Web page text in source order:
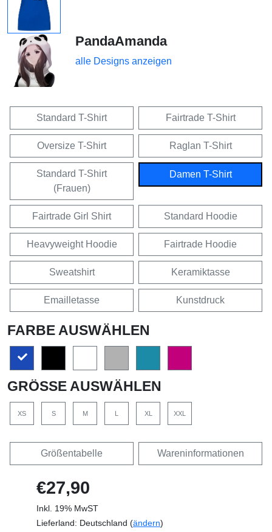
PandaAmanda
alle Designs anzeigen
Standard T-Shirt Fairtrade T-Shirt
Oversize T-Shirt Raglan T-Shirt
Standard T-Shirt
(Frauen)
Damen T-Shirt
Fairtrade Girl Shirt Standard Hoodie
Heavyweight Hoodie Fairtrade Hoodie
Sweatshirt Keramiktasse
Emailletasse Kunstdruck
FARBE AUSWÄHLEN
GRÖSSE AUSWÄHLEN
XS S M L XL XXL
Größentabelle Wareninformationen
€27,90
Inkl. 19% MwST
Lieferland: Deutschland (ändern)